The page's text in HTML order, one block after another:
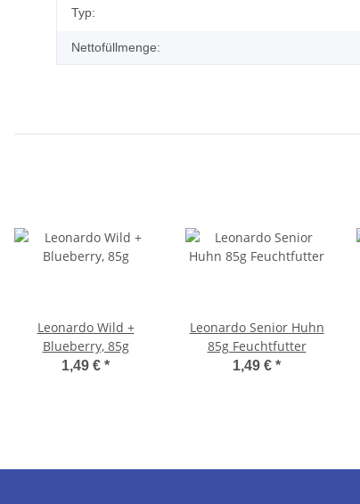
Typ:
Nettofüllmenge:
Leonardo Wild +
Blueberry, 85g
1,49 € *
Leonardo Senior Huhn
85g Feuchtfutter
1,49 € *